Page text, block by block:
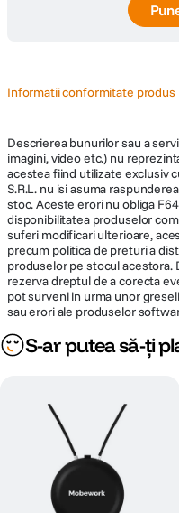
Informatii conformitate produs
Descrierea bunurilor sau a
imagini, video etc.) nu
acestea fiind utilizate exclusiv
S.R.L. nu isi asuma
stoc. Aceste erori nu obliga
disponibilitatea produselor
suferi modificari ulterioare,
precum politica de preturi a
produselor pe stocul acestora.
rezerva dreptul de a corecta
pot surveni in urma unor
sau erori ale produselor
S-ar putea să-ți